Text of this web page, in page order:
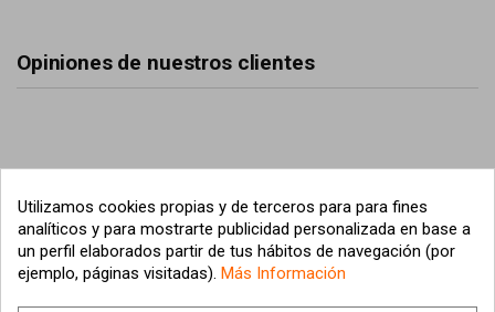
Opiniones de nuestros clientes
Utilizamos cookies propias y de terceros para para fines
analíticos y para mostrarte publicidad personalizada en base a
un perfil elaborados partir de tus hábitos de navegación (por
ejemplo, páginas visitadas). Más Información